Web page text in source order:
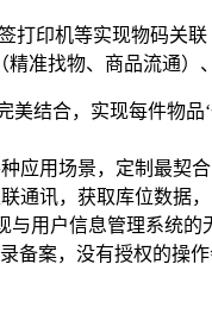
印机等实现物码关联
准找物、商品流通
美结合，实现每件物
应用场景，定制最契
通讯，获取库位数据
用户信息管理系统的
备案，没有授权的操